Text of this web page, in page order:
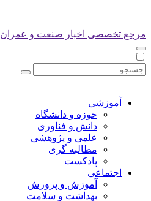
مرجع تخصصی اخبار صنعت و عمران
آموزشی
حوزه و دانشگاه
دانش و فناوری
علمی و پژوهشی
مطالبه گری
پادکست
اجتماعی
آموزش و پرورش
بهداشت و سلامت